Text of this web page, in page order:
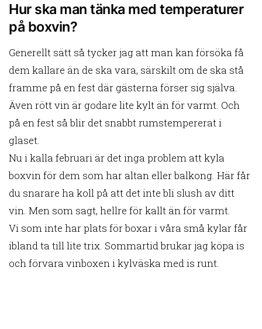
Hur ska man tänka med temperaturer
på boxvin?
Generellt sätt så tycker jag att man kan försöka få
dem kallare än de ska vara, särskilt om de ska stå
framme på en fest där gästerna förser sig själva.
Även rött vin är godare lite kylt än för varmt. Och
på en fest så blir det snabbt rumstempererat i
glaset.
Nu i kalla februari är det inga problem att kyla
boxvin för dem som har altan eller balkong. Här får
du snarare ha koll på att det inte bli slush av ditt
vin. Men som sagt, hellre för kallt än för varmt.
Vi som inte har plats för boxar i våra små kylar får
ibland ta till lite trix. Sommartid brukar jag köpa is
och förvara vinboxen i kylväska med is runt.